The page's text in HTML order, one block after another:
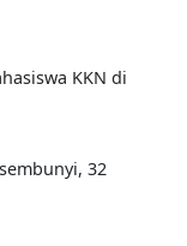
KKN di
32